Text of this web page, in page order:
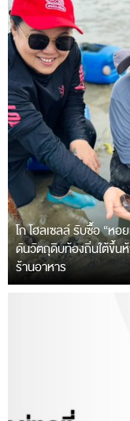
โก โฮลเซลล์ รับซื้อ “ห
ดันวัตถุดิบท้องถิ่นใต้ขึ้น
ร้านอาหาร